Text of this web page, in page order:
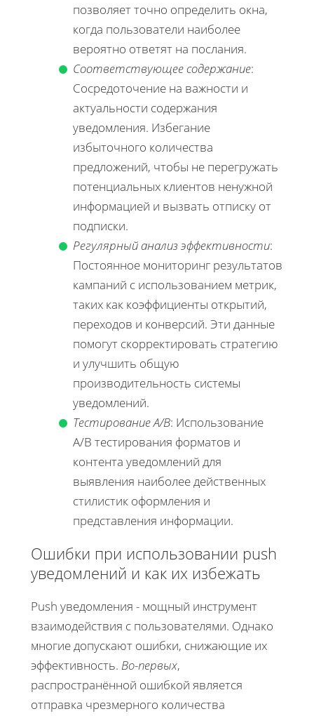
позволяет точно определить окна,
когда пользователи наиболее
вероятно ответят на послания.
Соответствующее содержание:
Сосредоточение на важности и
актуальности содержания
уведомления. Избегание
избыточного количества
предложений, чтобы не перегружать
потенциальных клиентов ненужной
информацией и вызвать отписку от
подписки.
Регулярный анализ эффективности:
Постоянное мониторинг результатов
кампаний с использованием метрик,
таких как коэффициенты открытий,
переходов и конверсий. Эти данные
помогут скорректировать стратегию
и улучшить общую
производительность системы
уведомлений.
Тестирование A/B: Использование
A/B тестирования форматов и
контента уведомлений для
выявления наиболее действенных
стилистик оформления и
представления информации.
Ошибки при использовании push
уведомлений и как их избежать
Push уведомления - мощный инструмент
взаимодействия с пользователями. Однако
многие допускают ошибки, снижающие их
эффективность. Во-первых,
распространённой ошибкой является
отправка чрезмерного количества